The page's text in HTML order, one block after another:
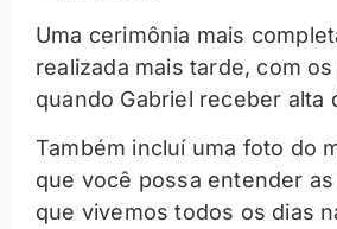
Uma cerimônia mais
realizada mais tarde, com
quando Gabriel receber alta
Também incluí uma foto do
que você possa entender
que vivemos todos os dias